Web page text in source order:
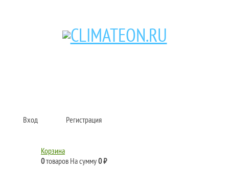
Кондиционеры и сплит-системы, газовые котлы, тепловые завесы, водяные
Вход Регистрация
Корзина
0товаров На сумму0 ₽